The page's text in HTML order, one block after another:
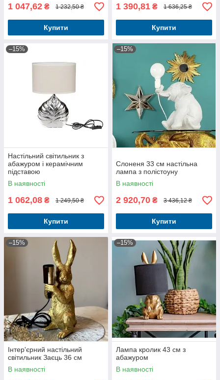
1 047,62 ₴ 1 232,50 ₴
Купити
1 390,81 ₴ 1 636,25 ₴
Купити
–15%
Настільний світильник з
абажуром і керамічним
підставою
В наявності
1 062,08 ₴ 1 249,50 ₴
Купити
–15%
Слоненя 33 см настільна
лампа з полістоуну
В наявності
2 920,70 ₴ 3 436,12 ₴
Купити
–15%
Інтер'єрний настільний
світильник Заєць 36 см
В наявності
–15%
Лампа кролик 43 см з
абажуром
В наявності